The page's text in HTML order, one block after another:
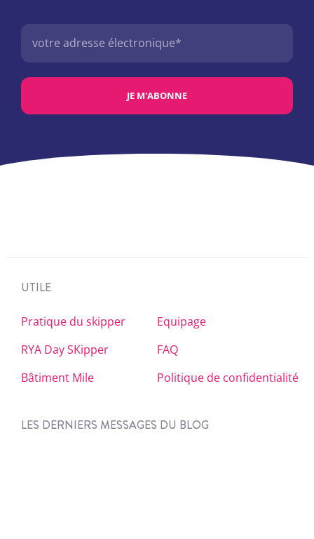
JE M'ABONNE
UTILE
Pratique du skipper
Equipage
RYA Day SKipper
FAQ
Bâtiment Mile
Politique de confidentialité
LES DERNIERS MESSAGES DU BLOG